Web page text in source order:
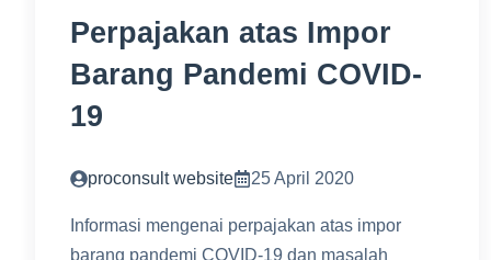
Perpajakan atas Impor
Barang Pandemi COVID-
19
proconsult website 25 April 2020
Informasi mengenai perpajakan atas impor
barang pandemi COVID-19 dan masalah